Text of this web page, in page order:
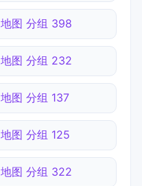
地图 分组 398
地图 分组 232
地图 分组 137
地图 分组 125
地图 分组 322